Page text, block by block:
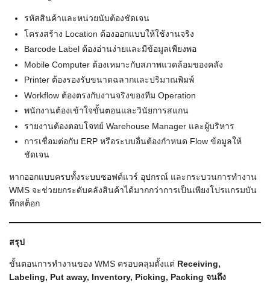
รหัสสินค้าและหน่วยนับต้องชัดเจน
โครงสร้าง Location ต้องออกแบบให้ใช้งานจริง
Barcode Label ต้องอ่านง่ายและมีข้อมูลเพียงพอ
Mobile Computer ต้องเหมาะกับสภาพแวดล้อมของคลัง
Printer ต้องรองรับขนาดฉลากและปริมาณพิมพ์
Workflow ต้องตรงกับงานจริงของทีม Operation
พนักงานต้องเข้าใจขั้นตอนและวินัยการสแกน
รายงานต้องตอบโจทย์ Warehouse Manager และผู้บริหาร
การเชื่อมต่อกับ ERP หรือระบบอื่นต้องกำหนด Flow ข้อมูลให้
ชัดเจน
หากออกแบบครบทั้งระบบซอฟต์แวร์ อุปกรณ์ และกระบวนการทำงาน
WMS จะช่วยยกระดับคลังสินค้าได้มากกว่าการเป็นเพียงโปรแกรมบัน
ทึกสต็อก
สรุป
ขั้นตอนการทำงานของ WMS ครอบคลุมตั้งแต่ Receiving,
Labeling, Put away, Inventory, Picking, Packing จนถึง